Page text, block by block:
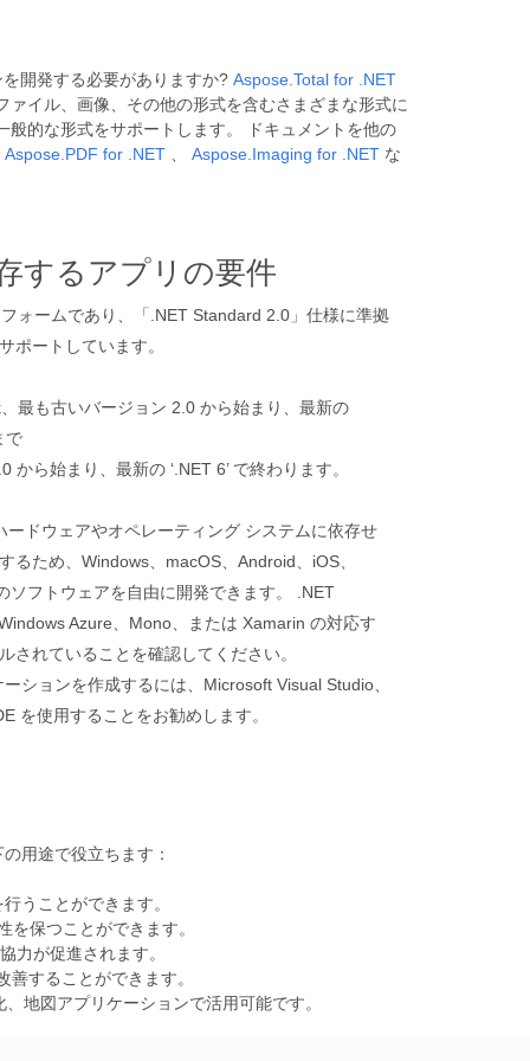
開発する必要がありますか? Aspose.Total for .NET
イル、画像、その他の形式を含むさまざまな形式に
的な形式をサポートします。 ドキュメントを他の
Aspose.PDF for .NET Aspose.Imaging for .NET な
するアプリの要件
ォームであり、「.NET Standard 2.0」仕様に準拠
ポートしています。
最も古いバージョン 2.0 から始まり、最新の
で
から始まり、最新の ‘.NET 6’ で終わります。
ードウェアやオペレーティング システムに依存せ
るため、Windows、macOS、Android、iOS、
ソフトウェアを自由に開発できます。 .NET
Azure、Mono、または Xamarin の対応す
されていることを確認してください。
ションを作成するには、Microsoft Visual Studio、
を使用することをお勧めします。
用途で役立ちます：
うことができます。
保つことができます。
力が促進されます。
することができます。
地図アプリケーションで活用可能です。